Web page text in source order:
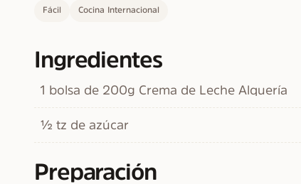
Fácil Cocina Internacional
Ingredientes
1 bolsa de 200g Crema de Leche Alquería
½ tz de azúcar
Preparación